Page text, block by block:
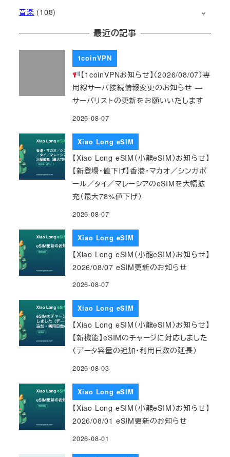
音楽 (108)
最近の記事
1coinVPN
【1coinVPNお知らせ】（2026/08/07）専
用線サーバ接続情報変更のお知らせ ―
サーバリストの更新をお願いいたします
2026-08-07
Xiao Long eSIM
【Xiao Long eSIM（小龍eSIM）お知らせ】
【新登場・値下げ】香港・マカオ／シンガポ
ール／タイ／マレーシアのeSIMを大幅拡
充（最大78%値下げ）
2026-08-07
Xiao Long eSIM
【Xiao Long eSIM（小龍eSIM）お知らせ】
2026/08/07 eSIM更新のお知らせ
2026-08-07
Xiao Long eSIM
【Xiao Long eSIM（小龍eSIM）お知らせ】
【新機能】eSIMのチャージに対応しました
（データ容量の追加・利用日数の延長）
2026-08-03
Xiao Long eSIM
【Xiao Long eSIM（小龍eSIM）お知らせ】
2026/08/01 eSIM更新のお知らせ
2026-08-01